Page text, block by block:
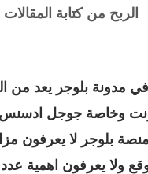
الربح من كتابة المقالات
في مدونة بلوجر يعد من
وخاصة جوجل ادسنس
بلوجر لا يعرفون
ولا يعرفون اهمية